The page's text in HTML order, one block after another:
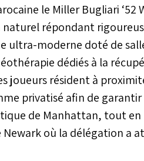
le Miller Bugliari ‘52
naturel répondant
ultra-moderne doté de
dédiés à la
joueurs résident à
privatisé afin de garantir
de Manhattan, tout
où la délégation a